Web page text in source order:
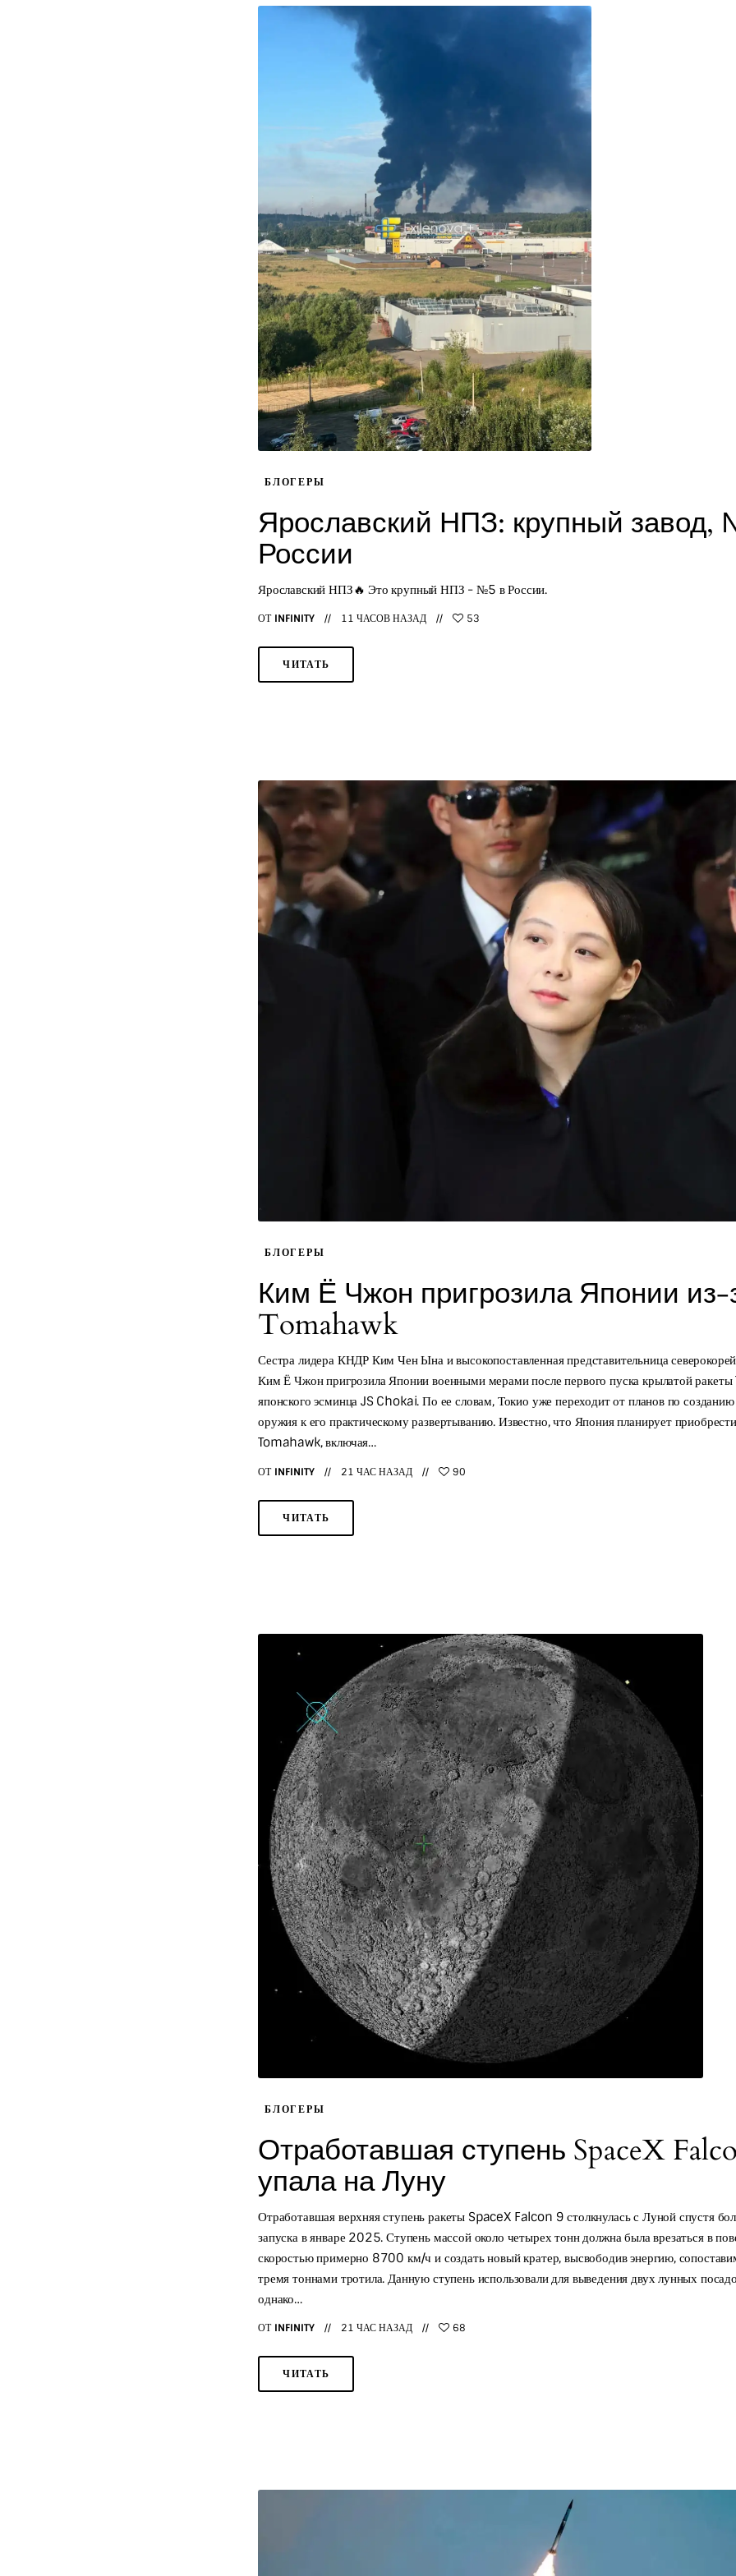
БЛОГЕРЫ
Ярославский НПЗ: крупный завод,
России
Ярославский НПЗ🔥 Это крупный НПЗ - №5 в России.
ОТ INFINITY 11 ЧАСОВ НАЗАД 53
ЧИТАТЬ
БЛОГЕРЫ
Ким Ё Чжон пригрозила Японии из-
Tomahawk
Сестра лидера КНДР Ким Чен Ына и высокопоставленная представительница
Ким Ё Чжон пригрозила Японии военными мерами после первого пуска крылатой
японского эсминца JS Chokai. По ее словам, Токио уже переходит от планов по
оружия к его практическому развертыванию. Известно, что Япония планирует
Tomahawk, включая…
ОТ INFINITY 21 ЧАС НАЗАД 90
ЧИТАТЬ
БЛОГЕРЫ
Отработавшая ступень SpaceX
упала на Луну
Отработавшая верхняя ступень ракеты SpaceX Falcon 9 столкнулась с Луной спустя
запуска в январе 2025. Ступень массой около четырех тонн должна была врезаться в
скоростью примерно 8700 км/ч и создать новый кратер, высвободив энергию,
тремя тоннами тротила. Данную ступень использовали для выведения двух лунных
однако…
ОТ INFINITY 21 ЧАС НАЗАД 68
ЧИТАТЬ